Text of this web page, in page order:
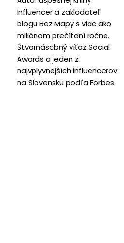
Influencer a zakladateľ
blogu Bez Mapy s viac ako
miliónom prečítaní ročne.
Štvornásobný víťaz Social
Awards a jeden z
najvplyvnejších influencerov
na Slovensku podľa Forbes.